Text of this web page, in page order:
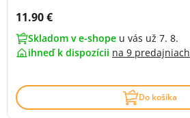
Cena s DPH:
11.90 €
Skladom v e-shope u vás už 7. 8.
ihneď k dispozícii na 9 predajniach
Do košíka